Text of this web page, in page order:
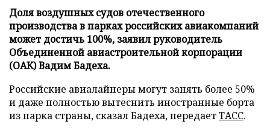
Доля воздушных судов отечественного
производства в парках российских авиакомпаний
может достичь 100%, заявил руководитель
Объединенной авиастроительной корпорации
(ОАК) Вадим Бадеха.
Российские авиалайнеры могут занять более 50%
и даже полностью вытеснить иностранные борта
из парка страны, сказал Бадеха, передаетТАСС.